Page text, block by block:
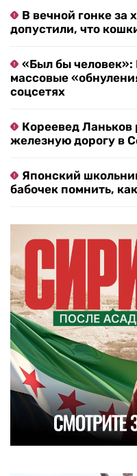
В вечной гонке за
допустили, что
«Был бы человек»:
массовые
соцсетях
Кореевед Ланьков
железную дорогу в
Японский
бабочек помнить,